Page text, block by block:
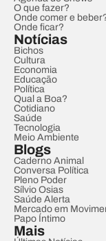
O que fazer?
Onde comer e
Onde ficar?
Notícias
Bichos
Cultura
Economia
Educação
Política
Qual a Boa?
Cotidiano
Saúde
Tecnologia
Meio Ambiente
Blogs
Caderno Animal
Conversa Política
Pleno Poder
Sílvio Osias
Saúde Alerta
Mercado em
Papo Íntimo
Mais